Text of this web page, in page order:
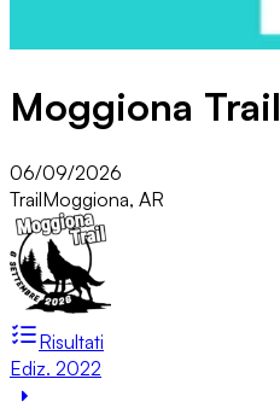
Moggiona Trail
06/09/2026
TrailMoggiona, AR
Risultati
Ediz. 2022